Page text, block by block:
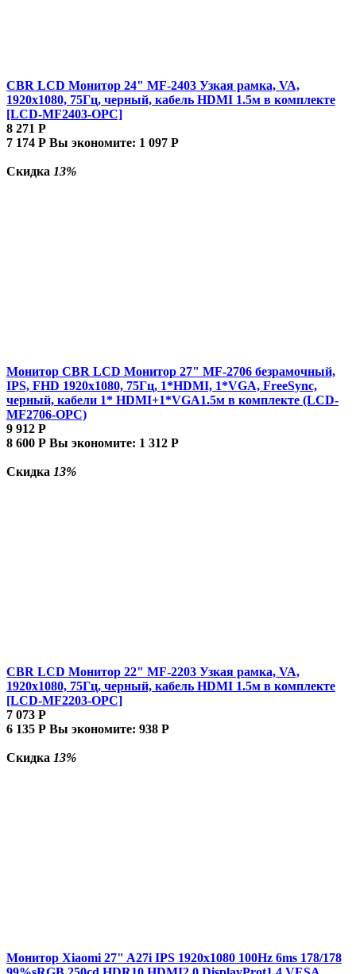
CBR LCD Монитор 24" MF-2403 Узкая рамка, VA,
1920x1080, 75Гц, черный, кабель HDMI 1.5м в комплекте
[LCD-MF2403-OPC]
8 271 Р
7 174 Р Вы экономите: 1 097 Р
Скидка 13%
Монитор CBR LCD Монитор 27" MF-2706 безрамочный,
IPS, FHD 1920x1080, 75Гц, 1*HDMI, 1*VGA, FreeSync,
черный, кабели 1* HDMI+1*VGA1.5м в комплекте (LCD-
MF2706-OPC)
9 912 Р
8 600 Р Вы экономите: 1 312 Р
Скидка 13%
CBR LCD Монитор 22" MF-2203 Узкая рамка, VA,
1920x1080, 75Гц, черный, кабель HDMI 1.5м в комплекте
[LCD-MF2203-OPC]
7 073 Р
6 135 Р Вы экономите: 938 Р
Скидка 13%
Монитор Xiaomi 27" A27i IPS 1920x1080 100Hz 6ms 178/178